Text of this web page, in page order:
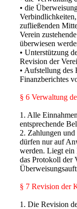
• die
zufließenden
Verein
überwiesen
• Unterstützung
Revision der
• Aufstellung des
Finanzberichtes
§ 6 Verwaltung
1. Alle
entsprechende
2. Zahlungen und
dürfen nur auf
werden. Liegt ein
das Protokoll der
§ 7 Revision der
1. Die Revision